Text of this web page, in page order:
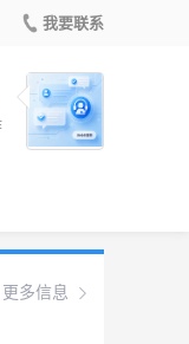
我要联系
更多信息